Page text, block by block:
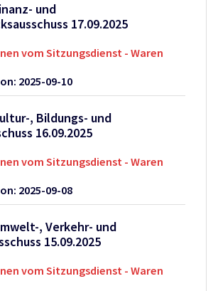
und
17.09.2025
vom Sitzungsdienst - Waren
2025-09-10
, Bildungs- und
16.09.2025
vom Sitzungsdienst - Waren
2025-09-08
, Verkehr- und
15.09.2025
vom Sitzungsdienst - Waren